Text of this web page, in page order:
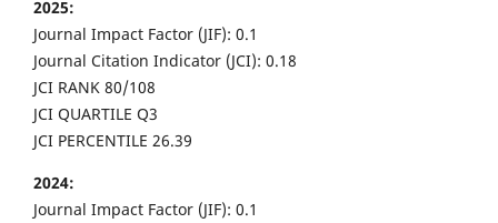
2025:
Journal Impact Factor (JIF): 0.1
Journal Citation Indicator (JCI): 0.18
JCI RANK 80/108
JCI QUARTILE Q3
JCI PERCENTILE 26.39
2024:
Journal Impact Factor (JIF): 0.1